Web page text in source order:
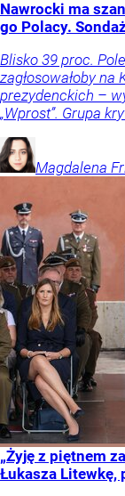
Nawrocki ma
go Polacy.
Blisko 39 proc.
zagłosowałoby
prezydenckich –
„Wprost”. Grupa
Magdalena
„Żyję z piętnem
Łukasza Litewkę,